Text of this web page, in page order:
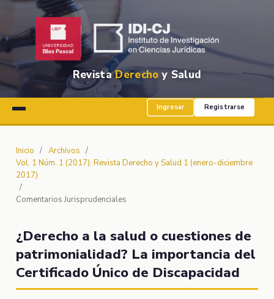
RevistaDerecho y Salud
Ingresar Registrarse
Inicio / Archivos /
Vol. 1 Núm. 1 (2017): Revista Derecho y Salud 1 (enero-diciembre
2017)
/
Comentarios Jurisprudenciales
¿Derecho a la salud o cuestiones de
patrimonialidad? La importancia del
Certificado Único de Discapacidad